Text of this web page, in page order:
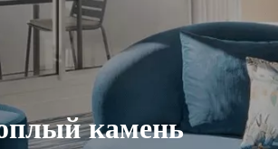
камень